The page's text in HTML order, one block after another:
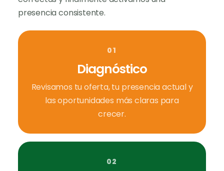
presencia consistente.
01
Diagnóstico
Revisamos tu oferta, tu presencia actual y
las oportunidades más claras para
crecer.
02